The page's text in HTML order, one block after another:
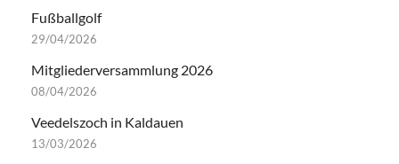
Fußballgolf
29/04/2026
Mitgliederversammlung 2026
08/04/2026
Veedelszoch in Kaldauen
13/03/2026